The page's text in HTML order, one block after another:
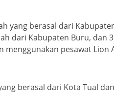
yang berasal dari
dari Kabupaten Buru, dan
pesawat Lion
berasal dari Kota Tual